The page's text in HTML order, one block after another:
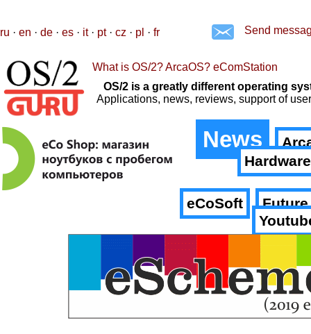
ru · en · de · es · it· pt· cz · pl · fr Send
What is OS/2? ArcaOS? eComStation
OS/2 is a greatly different operating
Applications, news, reviews, support of
News
Hardware
eCoSoft
Future